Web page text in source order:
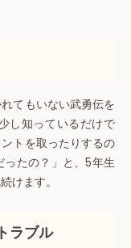
てもいない武勇伝を
し知っているだけで
トを取ったりするの
ったの？」と、5年生
けます。
ラブル